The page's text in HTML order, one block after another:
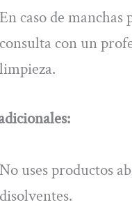
En caso de manchas
consulta con un
limpieza.
No uses productos
disolventes.